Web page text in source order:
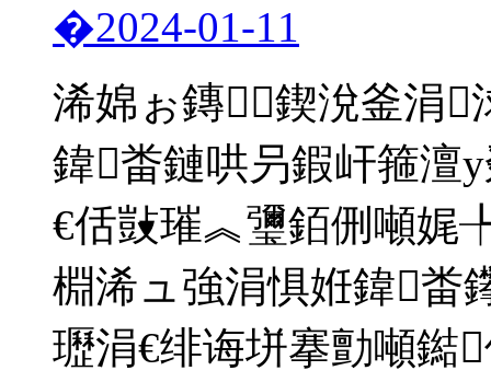
�2024-01-11
浠婂ぉ鏄鍥涗釜涓
鍏畨鏈哄叧鍜屽箍澶
€佸敱璀︽瓕銆侀噸娓
棩浠ュ強涓惧姙鍏畨
瓑涓€绯诲垪搴勯噸鐑